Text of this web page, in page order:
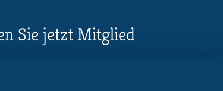
Sie jetzt Mitglied